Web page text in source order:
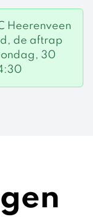
Heerenveen
de aftrap
30